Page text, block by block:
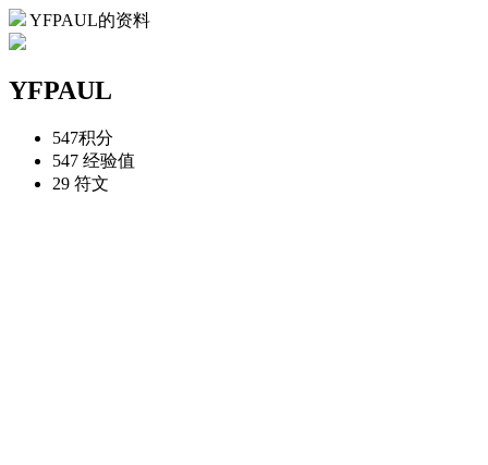
YFPAUL的资料
YFPAUL
547积分
547 经验值
29 符文